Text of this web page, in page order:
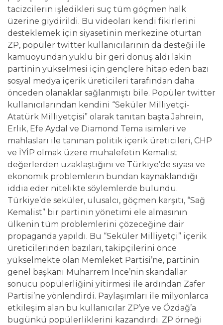
tacizcilerin işledikleri suç tüm göçmen halk
üzerine giydirildi. Bu videoları kendi fikirlerini
desteklemek için siyasetinin merkezine oturtan
ZP, popüler twitter kullanıcılarının da desteği ile
kamuoyundan yüklü bir geri dönüş aldı lakin
partinin yükselmesi için gençlere hitap eden bazı
sosyal medya içerik üreticileri tarafından daha
önceden olanaklar sağlanmıştı bile. Popüler twitter
kullanıcılarından kendini “Seküler Milliyetçi-
Atatürk Milliyetçisi” olarak tanıtan başta Jahrein,
Erlik, Efe Aydal ve Diamond Tema isimleri ve
mahlasları ile tanınan politik içerik üreticileri, CHP
ve İYİP olmak üzere muhalefetin Kemalist
değerlerden uzaklaştığını ve Türkiye’de siyasi ve
ekonomik problemlerin bundan kaynaklandığı
iddia eder nitelikte söylemlerde bulundu.
Türkiye’de seküler, ulusalcı, göçmen karşıtı, “Sağ
Kemalist” bir partinin yönetimi ele almasının
ülkenin tüm problemlerini çözeceğine dair
propaganda yapıldı. Bu “Seküler Milliyetçi” içerik
üreticilerinden bazıları, takipçilerini önce
yükselmekte olan Memleket Partisi’ne, partinin
genel başkanı Muharrem İnce’nin skandallar
sonucu popülerliğini yitirmesi ile ardından Zafer
Partisi’ne yönlendirdi. Paylaşımları ile milyonlarca
etkileşim alan bu kullanıcılar ZP’ye ve Özdağ’a
bugünkü popülerliklerini kazandırdı. ZP örneği